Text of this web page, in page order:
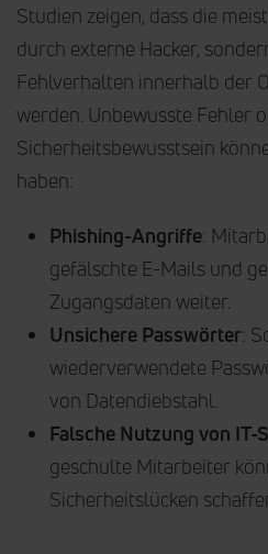
Studien zeigen, dass die
durch externe Hacker,
Fehlverhalten innerhalb der
werden. Unbewusste Fehler
Sicherheitsbewusstsein
haben:
Phishing-Angriffe:
gefälschte E-Mails und
Zugangsdaten weiter.
Unsichere Passwörter:
wiederverwendete
von Datendiebstahl.
Falsche Nutzung von IT-
geschulte Mitarbeiter
Sicherheitslücken